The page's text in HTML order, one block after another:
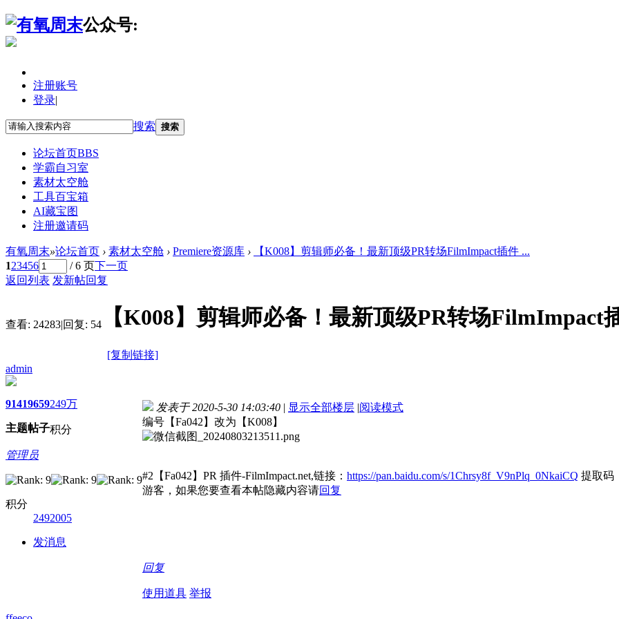
公众号:
注册账号
登录|
搜索 搜索
论坛首页BBS
学霸自习室
素材太空舱
工具百宝箱
AI藏宝图
注册邀请码
有氧周末»论坛首页 › 素材太空舱 › Premiere资源库 ›
【K008】剪辑师必备！最新顶级PR转场FilmImpact插件 ...
123456 / 6 页下一页
返回列表 发新帖回复
查看: 24283|回复: 54 【K008】剪辑师必备！最新顶级PR转场FilmImpact
[复制链接]
admin
9141
主题
9659
帖子
249万
积分
管理员
积分
2492005
发消息
发表于 2020-5-30 14:03:40 | 显示全部楼层 |阅读模式
编号【Fa042】改为【K008】
#2【Fa042】PR 插件-FilmImpact.net,链接： https://pan.baidu.com/s/1Chrsy8f_V9nPlq_0NkaiCQ 提取码
游客，如果您要查看本帖隐藏内容请回复
回复
使用道具 举报